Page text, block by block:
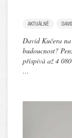
AKTUÁLNĚ
David Kučera
budoucnost?
přispívá až 4
…